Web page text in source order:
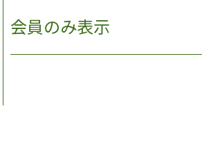
会員のみ表示